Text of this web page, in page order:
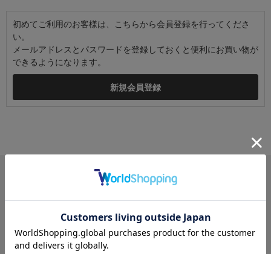
初めてご利用のお客様は、こちらから会員登録を行ってくださ
い。
メールアドレスとパスワードを登録しておくと便利にお買い物が
できるようになります。